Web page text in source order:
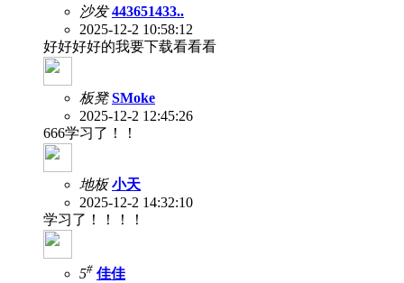
沙发 443651433..
2025-12-2 10:58:12
好好好好的我要下载看看看
板凳 SMoke
2025-12-2 12:45:26
666学习了！！
地板 小天
2025-12-2 14:32:10
学习了！！！！
5# 佳佳